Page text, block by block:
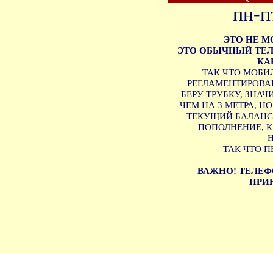
пн-
ЭТО НЕ
ЭТО ОБЫЧНЫЙ
ТАК ЧТО
БЕРУ ТРУБКУ,
ЧЕМ НА 3 МЕТРА,
ТЕКУЩИЙ
ПОПОЛНЕНИЕ,
ТАК ЧТО
ВАЖНО!